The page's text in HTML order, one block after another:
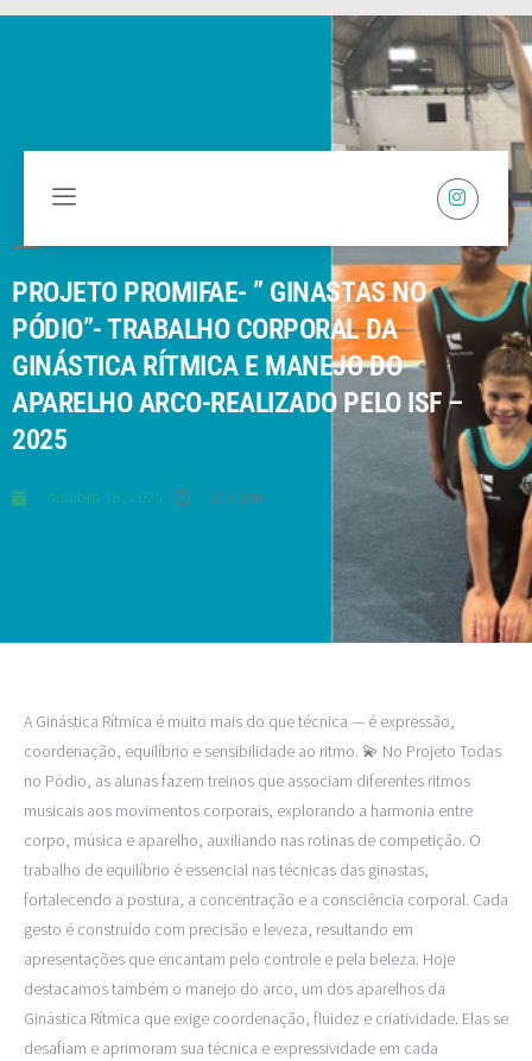
PROJETO PROMIFAE- ” GINASTAS NO
PÓDIO”- TRABALHO CORPORAL DA
GINÁSTICA RÍTMICA E MANEJO DO
APARELHO ARCO-REALIZADO PELO ISF –
2025
outubro 18, 2025 6:10 pm
A Ginástica Rítmica é muito mais do que técnica — é expressão,
coordenação, equilíbrio e sensibilidade ao ritmo. 💫 No Projeto Todas
no Pódio, as alunas fazem treinos que associam diferentes ritmos
musicais aos movimentos corporais, explorando a harmonia entre
corpo, música e aparelho, auxiliando nas rotinas de competição. O
trabalho de equilíbrio é essencial nas técnicas das ginastas,
fortalecendo a postura, a concentração e a consciência corporal. Cada
gesto é construído com precisão e leveza, resultando em
apresentações que encantam pelo controle e pela beleza. Hoje
destacamos também o manejo do arco, um dos aparelhos da
Ginástica Rítmica que exige coordenação, fluidez e criatividade. Elas se
desafiam e aprimoram sua técnica e expressividade em cada